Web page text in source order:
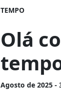
TEMPO
Olá
Agostode 2025 -